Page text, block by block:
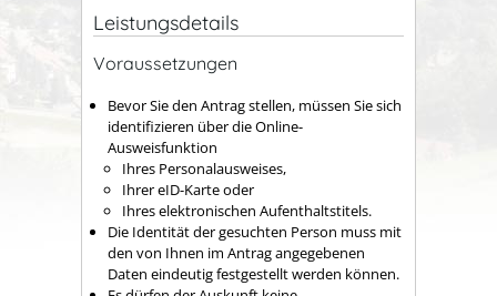
Leistungsdetails
Voraussetzungen
Bevor Sie den Antrag stellen, müssen Sie sich
identifizieren über die Online-
Ausweisfunktion
Ihres Personalausweises,
Ihrer eID-Karte oder
Ihres elektronischen Aufenthaltstitels.
Die Identität der gesuchten Person muss mit
den von Ihnen im Antrag angegebenen
Daten eindeutig festgestellt werden können.